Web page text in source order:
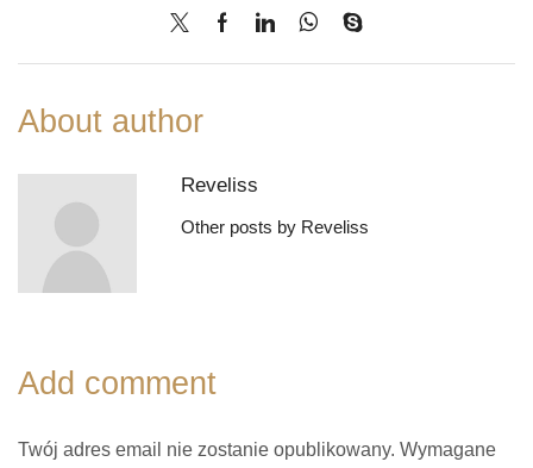
About author
Reveliss
Other posts by Reveliss
Add comment
Twój adres email nie zostanie opublikowany. Wymagane